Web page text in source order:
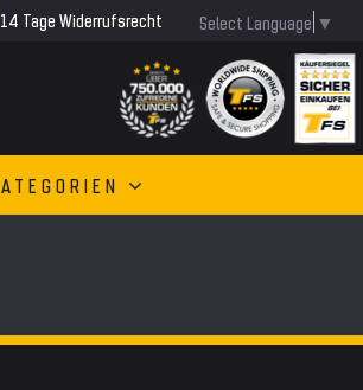
14 Tage Widerrufsrecht Select Language ▼